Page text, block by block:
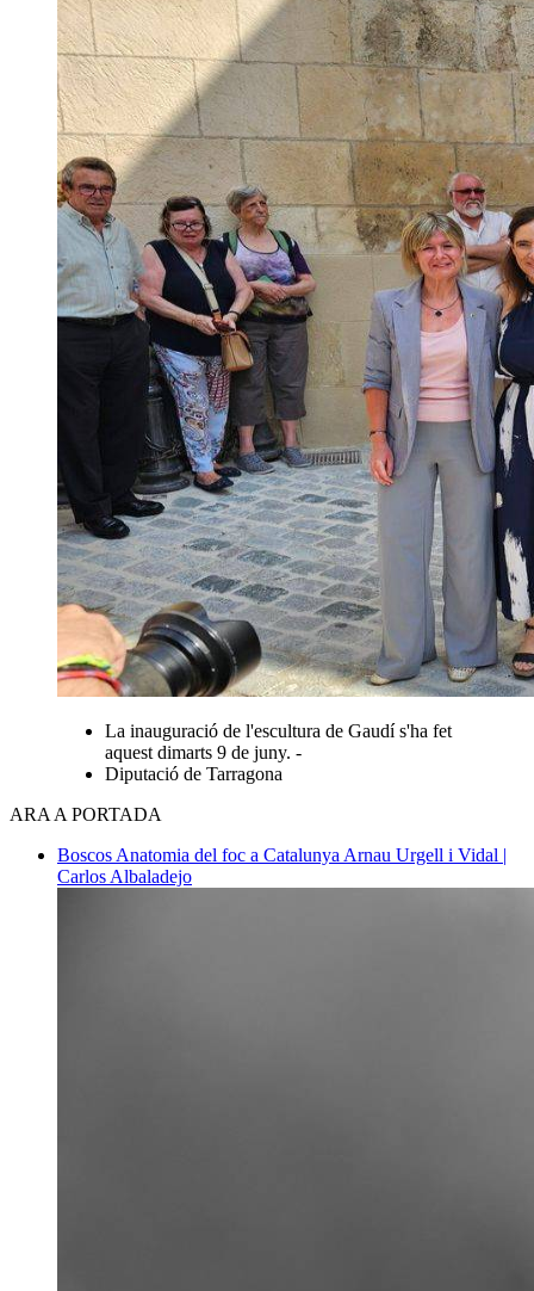
La inauguració de l'escultura de Gaudí s'ha fet
aquest dimarts 9 de juny. -
Diputació de Tarragona
ARA A PORTADA
Boscos Anatomia del foc a Catalunya Arnau Urgell i Vidal |
Carlos Albaladejo